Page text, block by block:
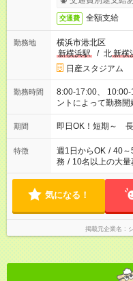
交通費 全額支給
勤務地
横浜市港北区
新横浜駅
/ 北新横
日産スタジアム
勤務時間
8:00-17:00、 10:00-
期間 即日OK！短期～
特徴 週1日からOK / 40～
務 / 10名以上の大量
気になる！
掲載元企業名